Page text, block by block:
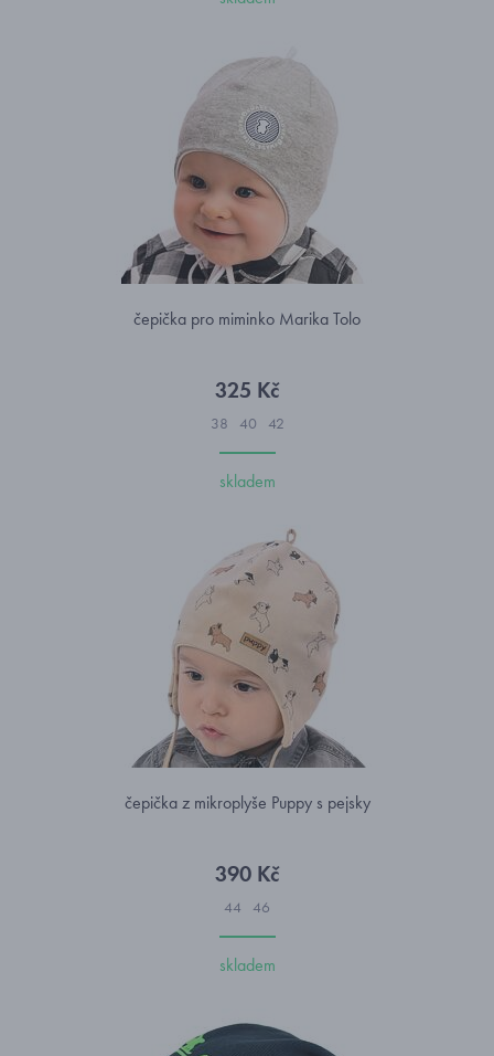
čepička pro miminko Marika Tolo
325 Kč
38 40 42
skladem
čepička z mikroplyše Puppy s pejsky
390 Kč
44 46
skladem